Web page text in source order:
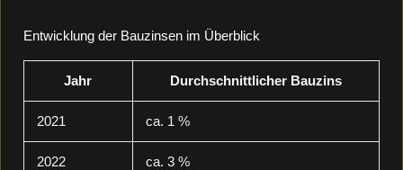
Entwicklung der Bauzinsen im Überblick
Jahr Durchschnittlicher Bauzins
2021 ca. 1 %
2022 ca. 3 %